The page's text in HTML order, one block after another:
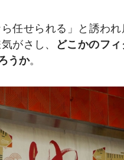
任せられる」と誘わ
がさし、
どこかのフ
うか。